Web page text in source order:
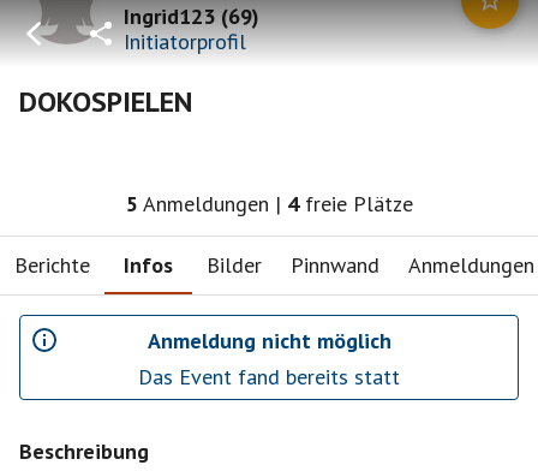
Ingrid123(69)
Initiatorprofil
DOKOSPIELEN
5 Anmeldungen | 4 freie Plätze
Berichte Infos Bilder Pinnwand Anmeldungen
Anmeldung nicht möglich
Das Event fand bereits statt
Beschreibung